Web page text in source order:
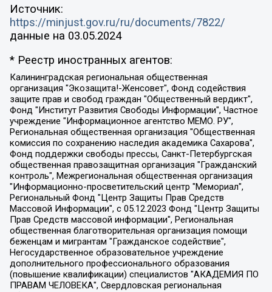
Источник:
https://minjust.gov.ru/ru/documents/7822/
данные на 03.05.2024
* Реестр иностранных агентов:
Калининградская региональная общественная организация "Экозащита!-Женсовет", Фонд содействия защите прав и свобод граждан "Общественный вердикт", Фонд "Институт Развития Свободы Информации", Частное учреждение "Информационное агентство МЕМО. РУ", Региональная общественная организация "Общественная комиссия по сохранению наследия академика Сахарова", Фонд поддержки свободы прессы, Санкт-Петербургская общественная правозащитная организация "Гражданский контроль", Межрегиональная общественная организация "Информационно-просветительский центр "Мемориал", Региональный Фонд "Центр Защиты Прав Средств Массовой Информации", с 05.12.2023 Фонд "Центр Защиты Прав Средств массовой информации", Региональная общественная благотворительная организация помощи беженцам и мигрантам "Гражданское содействие", Негосударственное образовательное учреждение дополнительного профессионального образования (повышение квалификации) специалистов "АКАДЕМИЯ ПО ПРАВАМ ЧЕЛОВЕКА", Свердловская региональная общественная организация "Сутяжник", Автономная некоммерческая организация "Центр независимых социологических исследований", Союз общественных объединений "Российский исследовательский центр по правам человека", Региональное общественное учреждение научно-информационный центр "МЕМОРИАЛ", Некоммерческая организация "Фонд защиты гласности", Автономная некоммерческая организация "Институт прав человека", Городская общественная организация "Екатеринбургское общество "МЕМОРИАЛ", Городская общественная организация "Рязанское историко-просветительское и правозащитное общество "Мемориал" (Рязанский Мемориал), Челябинский региональный орган общественной самодеятельности – женское общественное объединение "Женщины Евразии", Челябинский региональный орган общественной самодеятельности "Уральская правозащитная группа", Фонд содействия защите здоровья и социальной справедливости имени Андрея Рылькова, Автономная Некоммерческая Организация "Аналитический Центр Юрия Левады", Автономная некоммерческая организация социальной поддержки населения "Проект Апрель", Региональная общественная организация помощи женщинам и детям, находящимся в кризисной ситуации "Информационно-методический центр "Анна", Фонд содействия развитию массовых коммуникаций и правовому просвещению "Так-так-Так", Фонд содействия устойчивому развитию "Серебряная тайга", Свердловский региональный общественный фонд социальных проектов "Новое время", "Idel.Реалии", Кавказ.Реалии, Крым.Реалии, Телеканал Настоящее Время, Татаро-башкирская служба Радио Свобода (Azatliq Radiosi), Радио Свободная Европа/Радио Свобода (PCE/PC), "Сибирь.Реалии", "Фактограф", Благотворительный фонд помощи осужденным и их семьям, Автономная некоммерческая организация "Институт глобализации и социальных движений", Фонд "В защиту прав заключенных", Частное учреждение "Центр поддержки и содействия развитию средств массовой информации", Пензенский региональный общественный благотворительный фонд "Гражданский союз", "Север.Реалии", Некоммерческая организация Фонд "Правовая инициатива", Общество с ограниченной ответственностью "Радио Свободная Европа/Радио Свобода", Чешское информационное агентство "MEDIUM-ORIENT", Красноярская региональная общественная организация "Мы против СПИДа", Камалягин Денис Николаевич, Маркелов Сергей Евгеньевич, Пономарев Лев Александрович, Савицкая Людмила Алексеевна, Автономная некоммерческая организация "Центр по работе с проблемой насилия "НАСИЛИЮ.НЕТ", Межрегиональный профессиональный союз работников здравоохранения "Альянс врачей", Юридическое лицо, зарегистрированное в Латвийской Республике, SIA "Medusa Project" (регистрационный номер 40103797863, дата регистрации 10.06.2014), Некоммерческая организация "Фонд по борьбе с коррупцией", Автономная некоммерческая организация "Институт права и публичной политики", Баданин Роман Сергеевич, Гликин Максим Александрович, Железнова Мария Михайловна, Лукьянова Юлия Сергеевна, Маетная Елизавета Витальевна, Маняхин Петр Борисович, Чуракова Ольга Владимировна, Ярош Юлия Петровна, Юридическое лицо "The Insider SIA", зарегистрированное в Риге, Латвийская Республика (дата регистрации 26.06.2015), являющееся администратором доменного имени интернет-издания "The Insider SIA", https://theins.ru, Постернак Алексей Евгеньевич, Рубин Михаил Аркадьевич, Анин Роман Александрович, Юридическое лицо Istories fonds, зарегистрированное в Латвийской Республике (регистрационный номер 50008295751, дата регистрации 24.02.2020), Великовский Дмитрий Александрович, Долинина Ирина Николаевна, Мароховская Алеся Алексеевна, Шлейнов Роман Юрьевич, Шмагун Олеся Валентиновна, Общество с ограниченной ответственностью "Альтаир 2021", Общество с ограниченной ответственностью "Вега 2021", Общество с ограниченной ответственностью "Главный редактор 2021", Общество с ограниченной ответственностью "Ромашки монолит", Важенков Артем Валерьевич, Ивановская областная общественная организация "Центр гендерных исследований", Гурман Юрий Альбертович, Медиапроект "ОВД-Инфо", Егоров Владимир Владимирович, Жилинский Владимир Александрович, Общество с ограниченной ответственностью "ЗП", Иванова София Юрьевна, Карезина Инна Павловна, Кильтау Екатерина Викторовна, Петров Алексей Викторович, Пискунов Сергей Евгеньевич, Смирнов Сергей Сергеевич, Тихонов Михаил Сергеевич, Общество с ограниченной ответственностью "ЖУРНАЛИСТ-ИНОСТРАННЫЙ АГЕНТ", Арапова Галина Юрьевна, Вольтская Татьяна Анатольевна, Американская компания "Mason G.E.S. Anonymous Foundation" (США), являющаяся владельцем интернет-издания https://mnews.world/, Компания "Stichting Bellingcat", зарегистрированная в Нидерландах (дата регистрации 11.07.2018), Захаров Андрей Вячеславович, Клепиковская Екатерина Дмитриевна, Общество с ограниченной ответственностью "МЕМО", Перл Роман Александрович, Симонов Евгений Алексеевич, Соловьева Елена Анатольевна, Сотников Даниил Владимирович, Сурначева Елизавета Дмитриевна, Автономная некоммерческая организация по защите прав человека и информированию населения "Якутия – Наше Мнение", Общество с ограниченной ответственностью "Москоу диджитал медиа", с 26.01.2023 Общество с ограниченной ответственностью "Чайка Белые сады", Ветошкина Валерия Валерьевна, Заговора Максим Александрович, Межрегиональное общественное движение "Российская ЛГБТ - сеть", Оленичев Максим Владимирович, Павлов Иван Юрьевич, Скворцова Елена Сергеевна, Общество с ограниченной ответственностью "Как бы инагент", Кочетков Игорь Викторович, Общество с ограниченной ответственностью "Честные выборы", Еланчик Олег Александрович, Общество с ограниченной ответственностью "Нобелевский призыв", Гималова Регина Эмилевна, Григорьев Андрей Валерьевич, Григорьева Алина Александровна, Ассоциация по содействию защите прав призывников, альтернативнослужащих и военнослужащих "Правозащитная группа "Гражданин.Армия.Право", Хисамова Регина Фаритовна, Автономная некоммерческая организация по реализации социально-правовых программ "Лилит", Дальневосточное общественное движение "Маяк", Санкт-Петербургская ЛГБТ-инициативная группа "Выход", Инициативная группа ЛГБТ+ "Реверс", Алексеев Андрей Викторович, Бекбулатова Таисия Львовна, Беляев Иван Михайлович, Владыкина Елена Сергеевна, Гельман Марат Александрович, Никульшина Вероника Юрьевна, Толоконникова Надежда Андреевна, Шендерович Виктор Анатольевич, Общество с ограниченной ответственностью "Данное сообщение", Общество с ограниченной ответственностью Издательский дом "Новая глава", Айнбиндер Александра Александровна, Московский комьюнити-центр для ЛГБТ+инициатив, Благотворительный фонд развития филантропии, Deutsche Welle (Германия, Kurt-Schumacher-Strasse 3, 53113 Bonn), Борзунова Мария Михайловна, Воробьев Виктор Викторович, Голубева Анна Львовна, Константинова Алла Михайловна, Малкова Ирина Владимировна, Мурадов Мурад Абдулгалимович, Осетинская Елизавета Николаевна, Понасенков Евгений Николаевич, Ганапольский Матвей Юрьевич, Киселев Евгений Алексеевич, Борухович Ирина Григорьевна, Дремин Иван Тимофеевич, Дубровский Дмитрий Викторович, Красноярская региональная общественная организация поддержки и развития альтернативных образовательных технологий и межкультурных коммуникаций "ИНТЕРРА", Маяковская Екатерина Алексеевна, Фейгин Марк Захарович, Филимонов Андрей Викторович, Дзугкоева Регина Николаевна, Доброхотов Роман Александрович, Дудь Юрий Александрович, Елкин Сергей Владимирович, Кругликов Кирилл Игоревич, Сабунаева Мария Леонидовна, Семенов Алексей Владимирович, Шаинян Карен Багратович, Шульман Екатерина Михайловна, Асафьев Артур Валерьевич, Вахштайн Виктор Семенович, Венедиктов Алексей Алексеевич, Лушникова Екатерина Евгеньевна, Волков Леонид Михайлович, Невзоров Александр Глебович, Пархоменко Сергей Борисович, Сироткин Ярослав Николаевич, Кара-Мурза Владимир Владимирович, Баранова Наталья Владимировна, Гозман Леонид Яковлевич, Кагарлицкий Борис Юльевич, Климарев Михаил Валерьевич, Милов Владимир Станиславович, Автономная некоммерческая организация Краснодарский центр современного искусства "Типография", Моргенштерн Алишер Тагирович, Соболь Любовь Эдуардовна, Общество с ограниченной ответственностью "ЛИЗА НОРМ", Каспаров Гарри Кимович, Ходорковский Михаил Борисович, Общество с ограниченной ответственностью "Апрельские тезисы", Данилович Ирина Брониславовна, Кашин Олег Владимирович, Петров Николай Владимирович, Пивоваров Алексей Владимирович, Соколов Михаил Владимирович, Цветкова Юлия Владимировна, Чичваркин Евгений Александрович, Комитет против пыток/Команда против пыток, Общество с ограниченной ответственностью "Первый научный", Общество с ограниченной ответственностью "Вертолет и ко", Белоцерковская Вероника Борисовна, Кац Максим Евгеньевич, Лазарева Татьяна Юрьевна, Шаведдинов Руслан Табризович, Яшин Илья Валерьевич, Общество с ограниченной ответственностью "Иноагент ААВ", Алешковский Дмитрий Петрович, Альбац Евгения Марковна, Быков Дмитрий Львович, Галямина Юлия Евгеньевна, Лойко Сергей Леонидович, Мартынов Кирилл Константинович, Медведев Сергей Александрович, Крашенинников Федор Геннадиевич, Гордеева Катерина Вл